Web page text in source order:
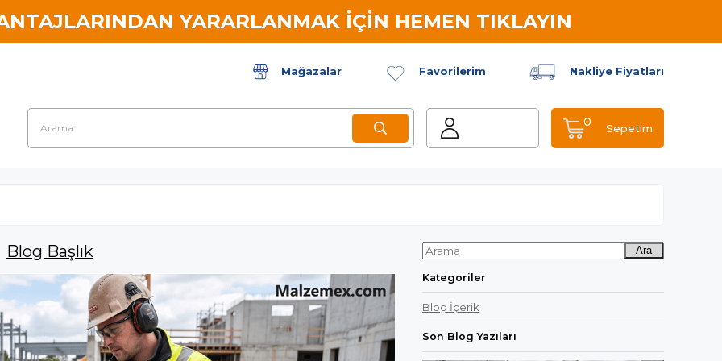
YARARLANMAK İÇİN HEMEN TIKLAYIN
Mağazalar Favorilerim Nakliye Fiyatları
Sepetim
0
Blog Başlık Ara
Kategoriler
Blog İçerik
Son Blog Yazıları